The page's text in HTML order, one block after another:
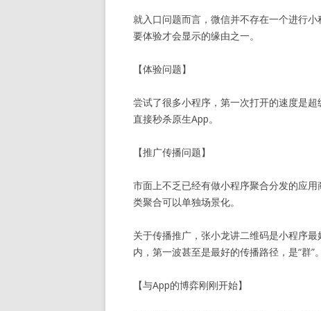
就入口问题而言，微信并不存在一个进行
要体验才会显示的缘由之一。
【体验问题】
尝试了很多小程序，第一次打开的速度是
直接秒杀原生App。
【推广传播问题】
市面上不乏已经有做小程序聚合分发的应
类聚合可以单独场景化。
关于传播推广，张小龙讲二维码是小程序
内，第一波甚至是最好的传播路径，是“群”。
【与App的博弈刚刚开始】